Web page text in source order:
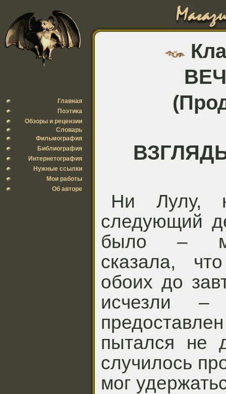
Главная
Поэтика
Обзоры и рецензии
Словарь
Фильмография
Библиография
Интернетография
Нужные ссылки
Мои работы
Об авторе
Ни Лулу,
следующий
было –
сказала,
обоих до
исчезли
пытался не
случилось
мог